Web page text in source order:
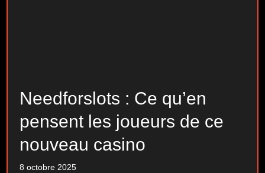
Needforslots : Ce qu’en
pensent les joueurs de ce
nouveau casino
8 octobre 2025